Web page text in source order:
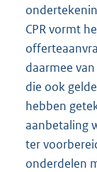
CPR vormt
daarmee
die ook
hebben
aanbetaling
ter
onderdelen